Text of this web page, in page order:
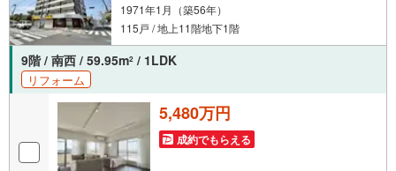
1971年1月（築56年）
115戸 / 地上11階地下1階
9階 / 南西 / 59.95m2 / 1LDK
リフォーム
5,480万円
成約でもらえる